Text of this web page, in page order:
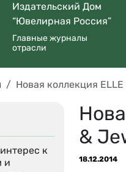
Издательский Дом
“Ювелирная Россия”
Главные журналы
отрасли
Новая коллекция
к
и
&
18.12.2014